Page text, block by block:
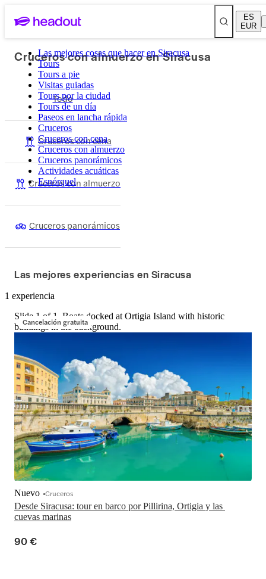
ES
EUR
Las mejores cosas que hacer en Siracusa
Tours
Tours a pie
Visitas guiadas
Tours por la ciudad
Tours de un día
Paseos en lancha rápida
Cruceros
Cruceros con cena
Cruceros con almuerzo
Cruceros panorámicos
Actividades acuáticas
Esnórquel
Cruceros con almuerzo en Siracusa
Todo
Cruceros con cena
Cruceros con almuerzo
Cruceros panorámicos
Las mejores experiencias en Siracusa
1 experiencia
Cancelación gratuita
Slide 1 of 1, Boats docked at Ortigia Island with historic
buildings in the background.
Desde Siracusa: tour en barco por Pillirina, Ortigia y las
Nuevo Cruceros
90 €